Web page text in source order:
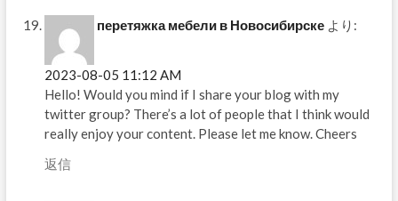
перетяжка мебели в Новосибирске より:
2023-08-05 11:12 AM
Hello! Would you mind if I share your blog with my
twitter group? There’s a lot of people that I think would
really enjoy your content. Please let me know. Cheers
返信